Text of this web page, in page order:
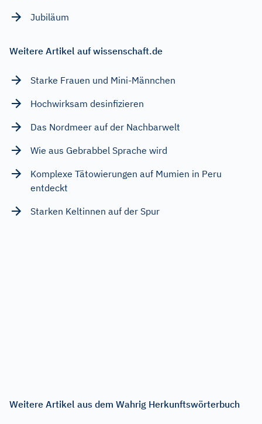
Jubiläum
Weitere Artikel auf wissenschaft.de
Starke Frauen und Mini-Männchen
Hochwirksam desinfizieren
Das Nordmeer auf der Nachbarwelt
Wie aus Gebrabbel Sprache wird
Komplexe Tätowierungen auf Mumien in Peru
entdeckt
Starken Keltinnen auf der Spur
Weitere Artikel aus dem Wahrig Herkunftswörterbuch